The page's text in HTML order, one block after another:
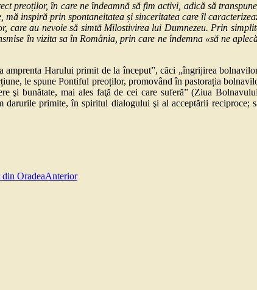
preoților, în care ne îndeamnă să fim activi, adică să
inspiră prin spontaneitatea și sinceritatea care îl
au nevoie să simtă Milostivirea lui Dumnezeu. Prin
în vizita sa în România, prin care ne îndemna «să ne
Harului primit de la început”, căci „îngrijirea
le spune Pontiful preoților, promovând în pastorația
şi bunătate, mai ales faţă de cei care suferă” (Ziua
darurile primite, în spiritul dialogului şi al acceptării
OradeaAnterior